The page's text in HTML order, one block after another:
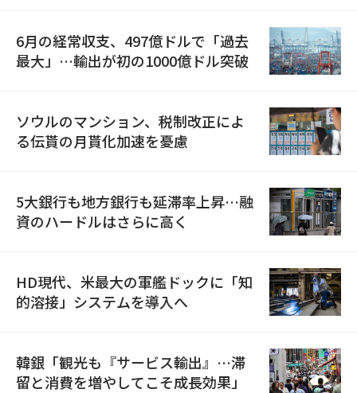
6月の経常収支、497億ドルで「過去
最大」…輸出が初の1000億ドル突破
ソウルのマンション、税制改正によ
る伝貰の月貰化加速を憂慮
5大銀行も地方銀行も延滞率上昇…融
資のハードルはさらに高く
HD現代、米最大の軍艦ドックに「知
的溶接」システムを導入へ
韓銀「観光も『サービス輸出』…滞
留と消費を増やしてこそ成長効果」